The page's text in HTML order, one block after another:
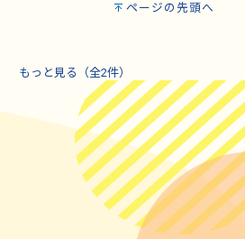
ページの先頭へ
もっと見る（全2件）